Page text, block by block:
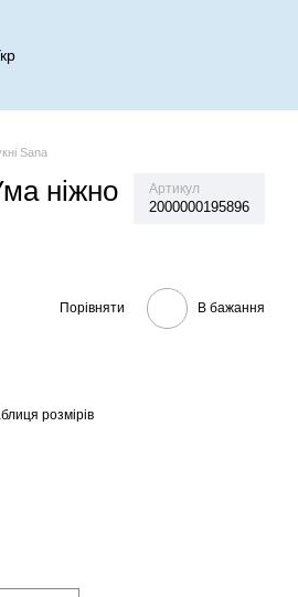
Sana
ніжно
Артикул
2000000195896
Порівняти В бажання
розмірів